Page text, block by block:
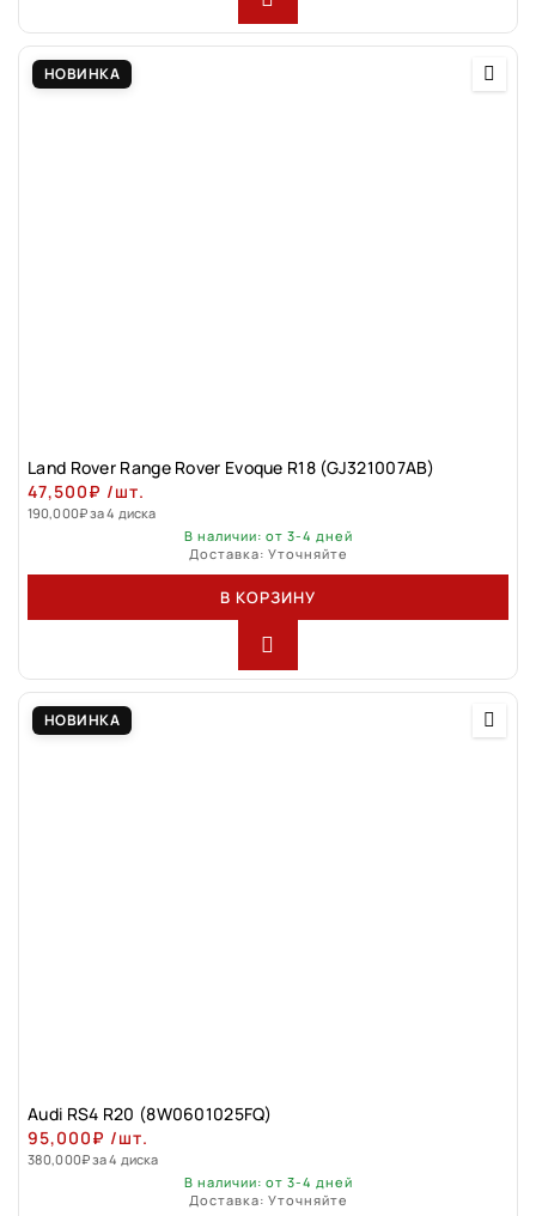
НОВИНКА
Land Rovеr Rаngе Rоver Evоque R18 (GJ321007АВ)
47,500₽ /шт.
190,000₽за 4 диска
В наличии: от 3-4 дней
Доставка: Уточняйте
В КОРЗИНУ
НОВИНКА
Audi RS4 R20 (8W0601025FQ)
95,000₽ /шт.
380,000₽за 4 диска
В наличии: от 3-4 дней
Доставка: Уточняйте